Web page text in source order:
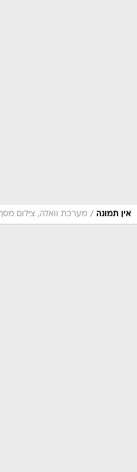
אין תמונה / מערכת וואלה, צילום מסך